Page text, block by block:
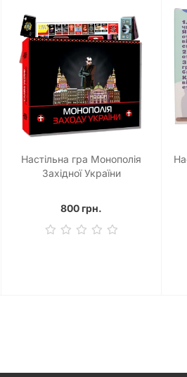
Настільна гра Монополія
Західної України
800 грн.